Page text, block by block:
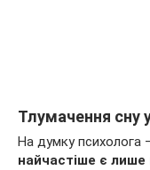
Тлумачення сну
На думку психолога
найчастіше є